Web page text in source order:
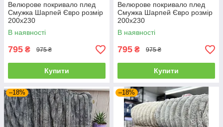
Велюрове покривало плед
Смужка Шарпей Євро розмір
200х230
В наявності
795 ₴ 975 ₴
Купити
Велюрове покривало плед
Смужка Шарпей Євро розмір
200х230
В наявності
795 ₴ 975 ₴
Купити
–18% –18%